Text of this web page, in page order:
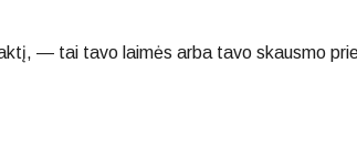
— tai tavo laimės arba tavo skausmo